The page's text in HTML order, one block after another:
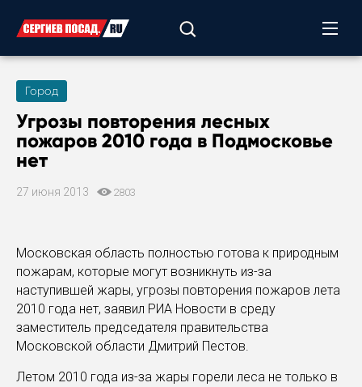
Город
Угрозы повторения лесных
пожаров 2010 года в Подмосковье
нет
27 июня 2013 2803
Московская область полностью готова к природным
пожарам, которые могут возникнуть из-за
наступившей жары, угрозы повторения пожаров лета
2010 года нет, заявил РИА Новости в среду
заместитель председателя правительства
Московской области Дмитрий Пестов.
Летом 2010 года из-за жары горели леса не только в